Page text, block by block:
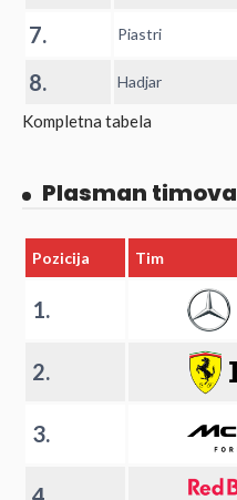
7. Piastri
8. Hadjar
Kompletna tabela
Plasman timova
Pozicija Tim
1.
2.
3.